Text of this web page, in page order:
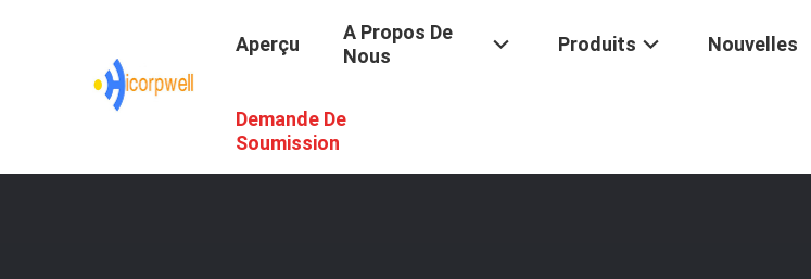
Aperçu
A Propos De
Nous
Produits Nouvelles
Demande De
Soumission
Câble Optique De Fibre De Verre